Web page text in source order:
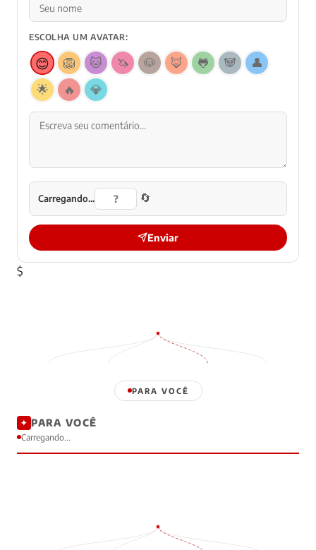
ESCOLHA UM AVATAR:
😊 🦁 🐱 🦄 🐶 🦊 🐸 🐼
👤
🌟
🔥 💎
Carregando... 🔄
Enviar
$
PARA VOCÊ
✦ PARA VOCÊ
Carregando...